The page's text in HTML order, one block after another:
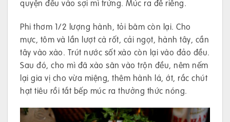
quyện đều vào sợi mì trứng. Múc ra để riêng.
Phi thơm 1/2 lượng hành, tỏi băm còn lại. Cho
mực, tôm và lần lượt cà rốt, cải ngọt, hành tây, cần
tây vào xào. Trút nước sốt xào còn lại vào đảo đều.
Sau đó, cho mì đã xào săn vào trộn đều, nêm nếm
lại gia vị cho vừa miệng, thêm hành lá, ớt, rắc chút
hạt tiêu rồi tắt bếp múc ra thưởng thức nóng.